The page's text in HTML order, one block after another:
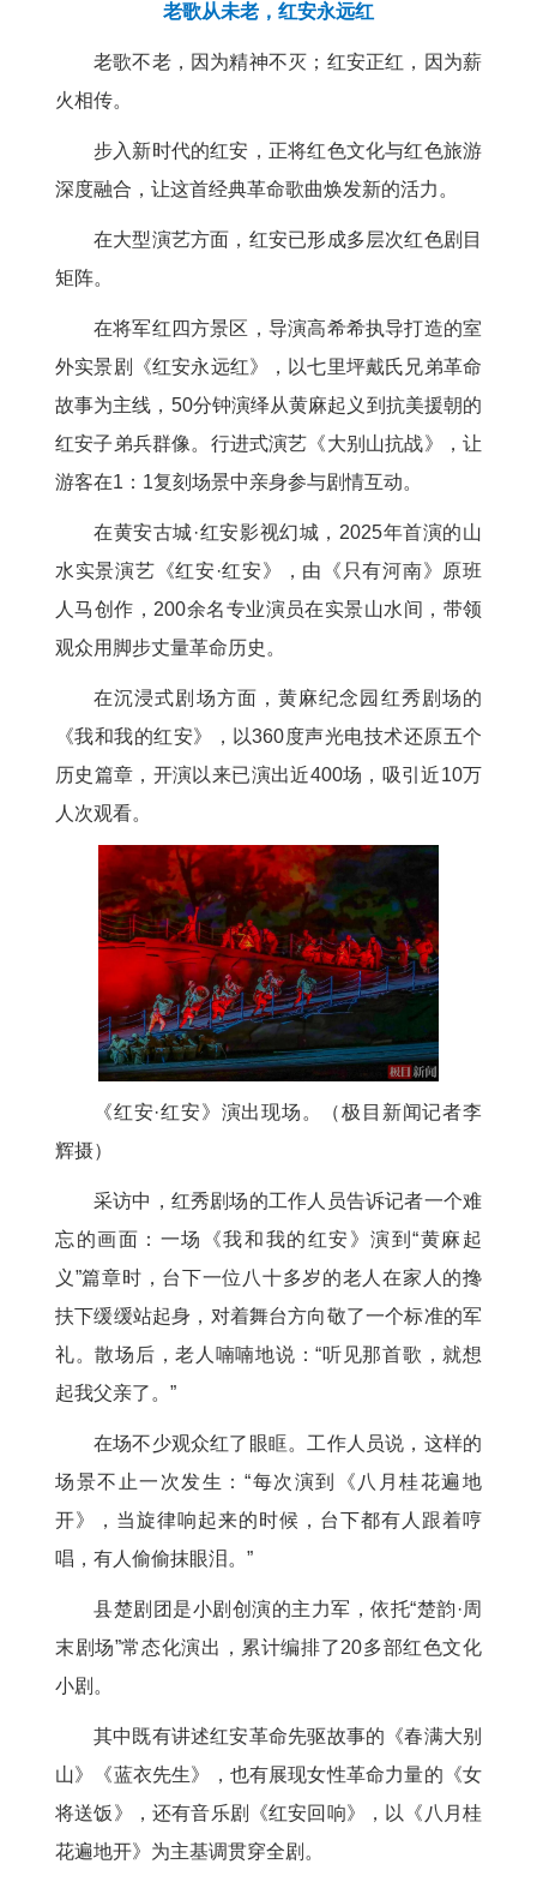
老歌从未老，红安永远红
老歌不老，因为精神不灭；红安正红，因为薪
火相传。
步入新时代的红安，正将红色文化与红色旅游
深度融合，让这首经典革命歌曲焕发新的活力。
在大型演艺方面，红安已形成多层次红色剧目
矩阵。
在将军红四方景区，导演高希希执导打造的室
外实景剧《红安永远红》，以七里坪戴氏兄弟革命
故事为主线，50分钟演绎从黄麻起义到抗美援朝的
红安子弟兵群像。行进式演艺《大别山抗战》，让
游客在1：1复刻场景中亲身参与剧情互动。
在黄安古城·红安影视幻城，2025年首演的山
水实景演艺《红安·红安》，由《只有河南》原班
人马创作，200余名专业演员在实景山水间，带领
观众用脚步丈量革命历史。
在沉浸式剧场方面，黄麻纪念园红秀剧场的
《我和我的红安》，以360度声光电技术还原五个
历史篇章，开演以来已演出近400场，吸引近10万
人次观看。
《红安·红安》演出现场。（极目新闻记者李
辉摄）
采访中，红秀剧场的工作人员告诉记者一个难
忘的画面：一场《我和我的红安》演到“黄麻起
义”篇章时，台下一位八十多岁的老人在家人的搀
扶下缓缓站起身，对着舞台方向敬了一个标准的军
礼。散场后，老人喃喃地说：“听见那首歌，就想
起我父亲了。”
在场不少观众红了眼眶。工作人员说，这样的
场景不止一次发生：“每次演到《八月桂花遍地
开》，当旋律响起来的时候，台下都有人跟着哼
唱，有人偷偷抹眼泪。”
县楚剧团是小剧创演的主力军，依托“楚韵·周
末剧场”常态化演出，累计编排了20多部红色文化
小剧。
其中既有讲述红安革命先驱故事的《春满大别
山》《蓝衣先生》，也有展现女性革命力量的《女
将送饭》，还有音乐剧《红安回响》，以《八月桂
花遍地开》为主基调贯穿全剧。